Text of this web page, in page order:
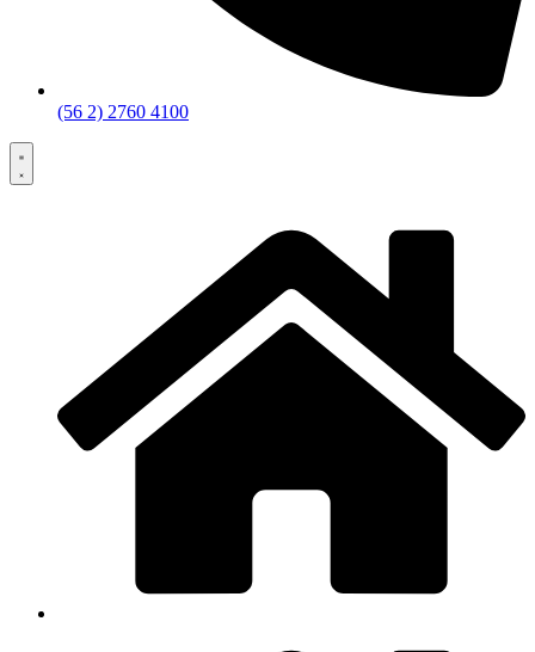
(56 2) 2760 4100